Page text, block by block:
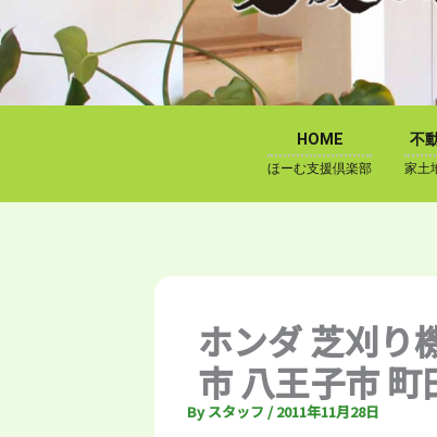
HOME
ほーむ支援倶楽部
不
家土
ホンダ 芝刈り
市 八王子市 町
Byスタッフ /2011年11月28日